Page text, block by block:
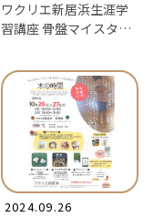
ワクリエ新居浜生涯学
習講座 骨盤マイスター
2024.09.26